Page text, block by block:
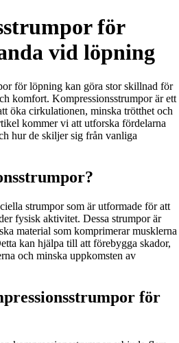
för
vid löpning
för löpning kan göra stor skillnad för
komfort. Kompressionsstrumpor är ett
öka cirkulationen, minska trötthet och
kommer vi att utforska fördelarna
hur de skiljer sig från vanliga
strumpor som är utformade för att
fysisk aktivitet. Dessa strumpor är
material som komprimerar musklerna
kan hjälpa till att förebygga skador,
och minska uppkomsten av
för